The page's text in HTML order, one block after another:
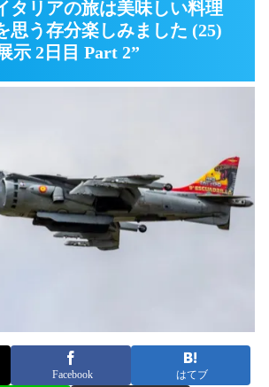
タリアの旅は美味しい料理
思う存分楽しみました (25)
示 2日目 Part 2”
Facebook はてブ